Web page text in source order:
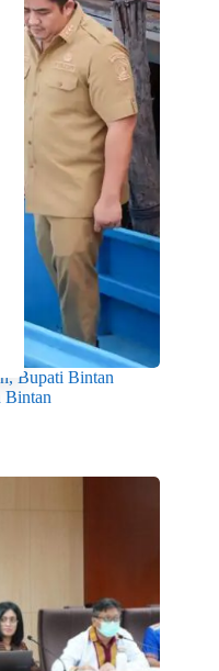
Bupati Bintan
Bintan